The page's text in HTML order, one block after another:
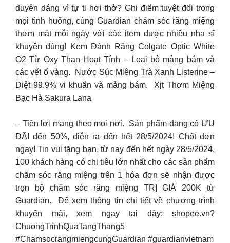
duyên dáng vì tự ti hơi thở?​ Ghi điểm tuyệt đối trong
mọi tình huống, cùng Guardian chăm sóc răng miệng
thơm mát mỗi ngày với các item được nhiều nha sĩ
khuyên dùng!​ Kem Đánh Răng Colgate Optic White
O2 Từ Oxy Than Hoạt Tính – Loại bỏ mảng bám và
các vết ố vàng. ​ Nước Súc Miệng Trà Xanh Listerine –
Diệt 99.9% vi khuẩn và mảng bám. ​ Xịt Thơm Miệng
Bạc Hà Sakura Lana
– Tiện lợi mang theo mọi nơi. ​ Sản phẩm đang có ƯU
ĐÃI đến 50%, diễn ra đến hết 28/5/2024! Chốt đơn
ngay!​ Tin vui tặng bạn, từ nay đến hết ngày 28/5/2024,
100 khách hàng có chi tiêu lớn nhất cho các sản phẩm
chăm sóc răng miệng trên 1 hóa đơn sẽ nhận được
trọn bộ chăm sóc răng miệng TRỊ GIÁ 200K từ
Guardian. ​ Để xem thông tin chi tiết về chương trình
khuyến mãi, xem ngay tại đây: shopee.vn?
ChuongTrinhQuaTangThang5 ​
#ChamsocrangmiengcungGuardian #guardianvietnam